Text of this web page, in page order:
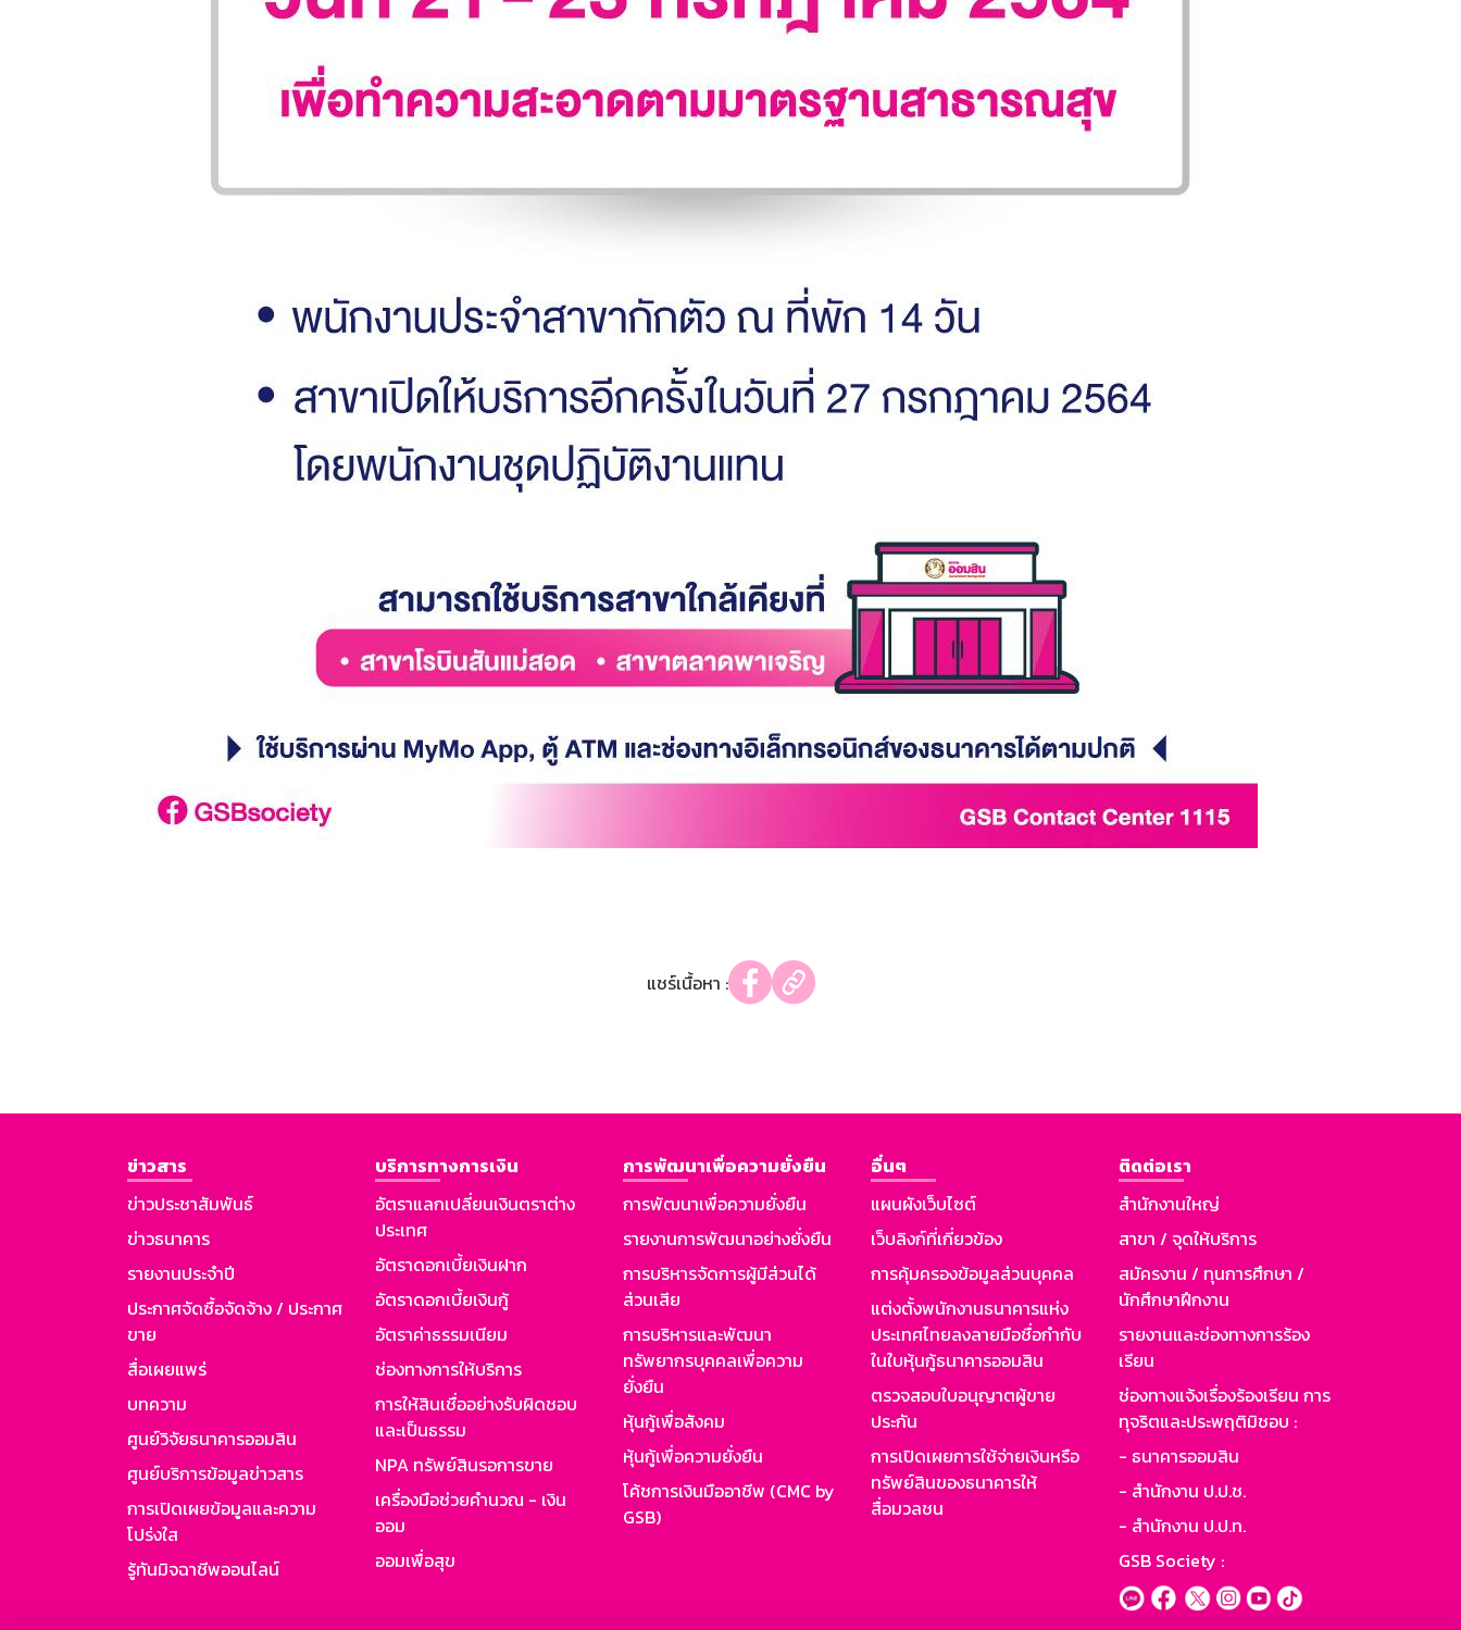
แชร์เนื้อหา :
ข่าวสาร
ข่าวประชาสัมพันธ์
ข่าวธนาคาร
รายงานประจำปี
ประกาศจัดซื้อจัดจ้าง / ประกาศ
ขาย
สื่อเผยแพร่
บทความ
ศูนย์วิจัยธนาคารออมสิน
ศูนย์บริการข้อมูลข่าวสาร
การเปิดเผยข้อมูลและความ
โปร่งใส
รู้ทันมิจฉาชีพออนไลน์
บริการทางการเงิน
อัตราแลกเปลี่ยนเงินตราต่าง
ประเทศ
อัตราดอกเบี้ยเงินฝาก
อัตราดอกเบี้ยเงินกู้
อัตราค่าธรรมเนียม
ช่องทางการให้บริการ
การให้สินเชื่ออย่างรับผิดชอบ
และเป็นธรรม
NPA ทรัพย์สินรอการขาย
เครื่องมือช่วยคำนวณ - เงิน
ออม
ออมเพื่อสุข
การพัฒนาเพื่อความยั่งยืน
การพัฒนาเพื่อความยั่งยืน
รายงานการพัฒนาอย่างยั่งยืน
การบริหารจัดการผู้มีส่วนได้
ส่วนเสีย
การบริหารและพัฒนา
ทรัพยากรบุคคลเพื่อความ
ยั่งยืน
หุ้นกู้เพื่อสังคม
หุ้นกู้เพื่อความยั่งยืน
โค้ชการเงินมืออาชีพ (CMC by
GSB)
อื่นๆ
แผนผังเว็บไซต์
เว็บลิงก์ที่เกี่ยวข้อง
การคุ้มครองข้อมูลส่วนบุคคล
แต่งตั้งพนักงานธนาคารแห่ง
ประเทศไทยลงลายมือชื่อกำกับ
ในใบหุ้นกู้ธนาคารออมสิน
ตรวจสอบใบอนุญาตผู้ขาย
ประกัน
การเปิดเผยการใช้จ่ายเงินหรือ
ทรัพย์สินของธนาคารให้
สื่อมวลชน
ติดต่อเรา
สำนักงานใหญ่
สาขา / จุดให้บริการ
สมัครงาน / ทุนการศึกษา /
นักศึกษาฝึกงาน
รายงานและช่องทางการร้อง
เรียน
ช่องทางแจ้งเรื่องร้องเรียน การ
ทุจริตและประพฤติมิชอบ :
- ธนาคารออมสิน
- สำนักงาน ป.ป.ช.
- สำนักงาน ป.ป.ท.
GSB Society :